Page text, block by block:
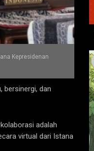
Kepresidenan
bersinergi, dan
adalah
virtual dari Istana